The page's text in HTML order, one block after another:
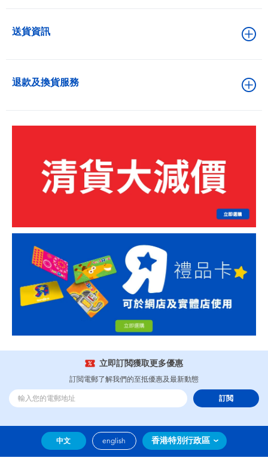
送貨資訊
退款及換貨服務
立即訂閲獲取更多優惠
訂閲電郵了解我們的至抵優惠及最新動態
訂閲
中文 english 香港特別行政區